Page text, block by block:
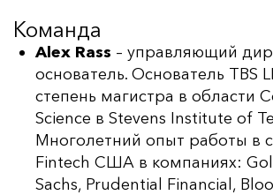
Команда
Alex Rass – управляющий
основатель. Основатель TBS
степень магистра в области
Science в Stevens Institute of
Многолетний опыт работы в
Fintech США в компаниях:
Sachs, Prudential Financial,